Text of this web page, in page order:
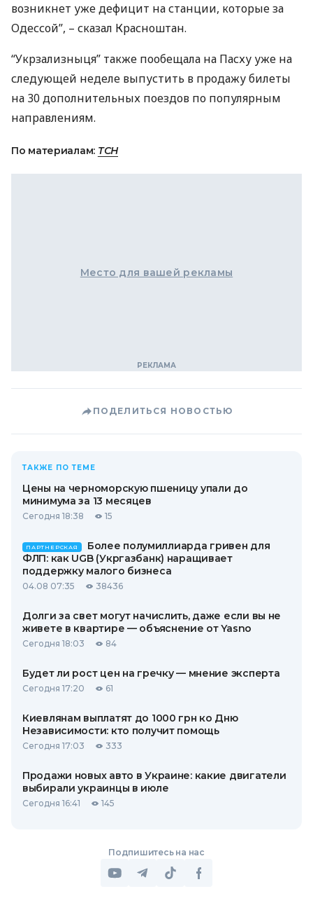
возникнет уже дефицит на станции, которые за
Одессой”, – сказал Красноштан.
“Укрзализныця” также пообещала на Пасху уже на
следующей неделе выпустить в продажу билеты
на 30 дополнительных поездов по популярным
направлениям.
По материалам: ТСН
Место для вашей рекламы
ПОДЕЛИТЬСЯ НОВОСТЬЮ
ТАКЖЕ ПО ТЕМЕ
Цены на черноморскую пшеницу упали до
минимума за 13 месяцев
Сегодня 18:38 15
ПАРТНЕРСКАЯ
Более полумиллиарда гривен для
ФЛП: как UGB (Укргазбанк) наращивает
поддержку малого бизнеса
04.08 07:35 38436
Долги за свет могут начислить, даже если вы не
живете в квартире — объяснение от Yasno
Сегодня 18:03 84
Будет ли рост цен на гречку — мнение эксперта
Сегодня 17:20 61
Киевлянам выплатят до 1000 грн ко Дню
Независимости: кто получит помощь
Сегодня 17:03 333
Продажи новых авто в Украине: какие двигатели
выбирали украинцы в июле
Сегодня 16:41 145
Подпишитесь на нас